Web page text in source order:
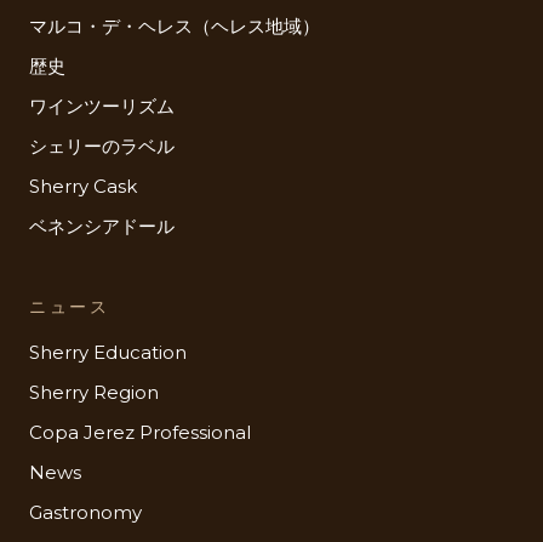
マルコ・デ・ヘレス（ヘレス地域）
歴史
ワインツーリズム
シェリーのラベル
Sherry Cask
ベネンシアドール
ニュース
Sherry Education
Sherry Region
Copa Jerez Professional
News
Gastronomy